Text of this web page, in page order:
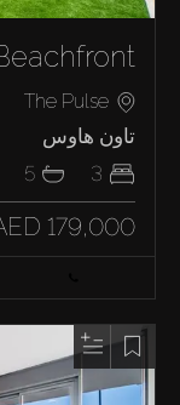
The Pulse
تاون هاوس
3
5
179,000